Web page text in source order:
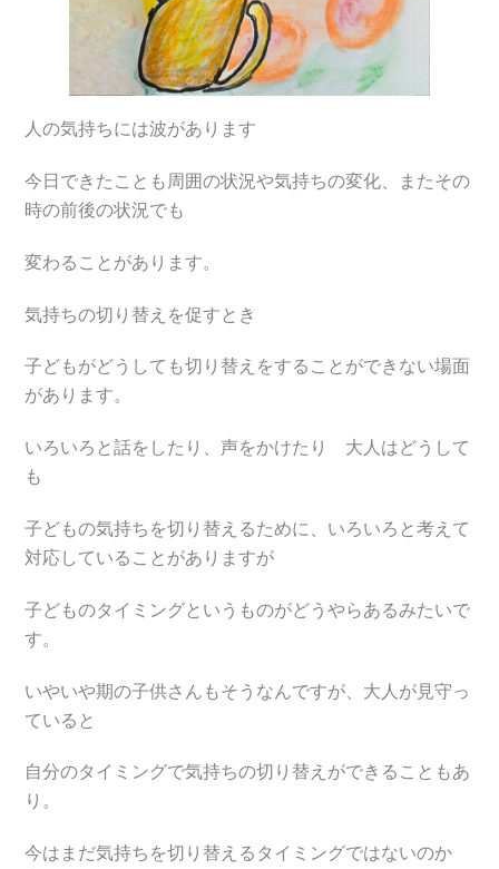
人の気持ちには波があります
今日できたことも周囲の状況や気持ちの変化、またその
時の前後の状況でも
変わることがあります。
気持ちの切り替えを促すとき
子どもがどうしても切り替えをすることができない場面
があります。
いろいろと話をしたり、声をかけたり 大人はどうして
も
子どもの気持ちを切り替えるために、いろいろと考えて
対応していることがありますが
子どものタイミングというものがどうやらあるみたいで
す。
いやいや期の子供さんもそうなんですが、大人が見守っ
ていると
自分のタイミングで気持ちの切り替えができることもあ
り。
今はまだ気持ちを切り替えるタイミングではないのか